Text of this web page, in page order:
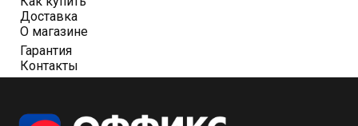
Доставка
О магазине
Гарантия
Контакты